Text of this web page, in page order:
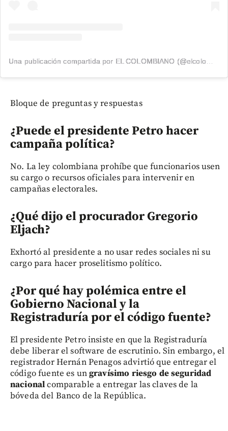
Una publicación compartida por EL COLOMBIANO (@elcolombiano_)
Bloque de preguntas y respuestas
¿Puede el presidente Petro hacer
campaña política?
No. La ley colombiana prohíbe que funcionarios usen
su cargo o recursos oficiales para intervenir en
campañas electorales.
¿Qué dijo el procurador Gregorio
Eljach?
Exhortó al presidente a no usar redes sociales ni su
cargo para hacer proselitismo político.
¿Por qué hay polémica entre el
Gobierno Nacional y la
Registraduría por el código fuente?
El presidente Petro insiste en que la Registraduría
debe liberar el software de escrutinio. Sin embargo, el
registrador Hernán Penagos advirtió que entregar el
código fuente es ungravísimo riesgo de seguridad
nacionalcomparable a entregar las claves de la
bóveda del Banco de la República.